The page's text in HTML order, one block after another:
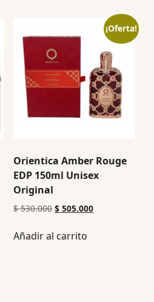
¡Oferta!
Orientica Amber Rouge
EDP 150ml Unisex
Original
$530.000 $ 505.000
Añadir al carrito